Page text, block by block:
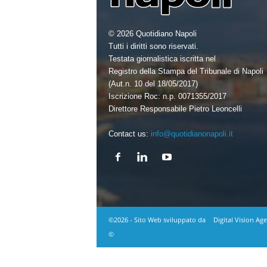
© 2026 Quotidiano Napoli
Tutti i diritti sono riservati.
Testata giornalistica iscritta nel
Registro della Stampa del Tribunale di Napoli
(Aut.n. 10 del 18/05/2017)
Iscrizione Roc: n.p. 0071355/2017
Direttore Responsabile Pietro Leoncelli
Contact us: info@quotidianonapoli.it
©2026 - Sito Web sviluppato da
Digital Vision
©